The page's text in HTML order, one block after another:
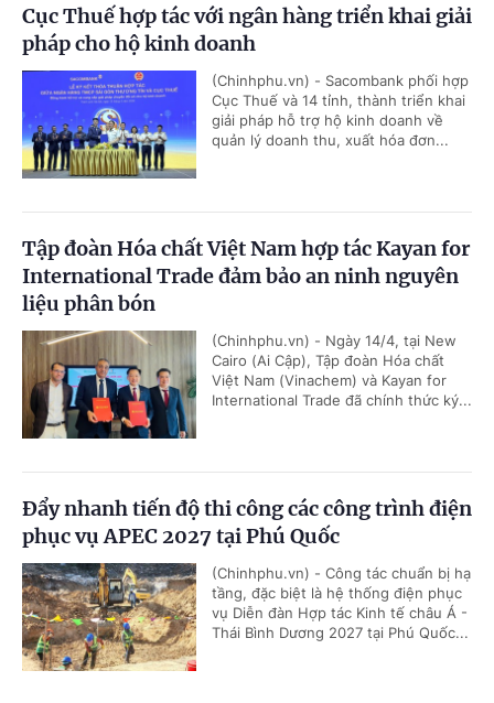
Cục Thuế hợp tác với ngân hàng triển khai giải
pháp cho hộ kinh doanh
(Chinhphu.vn) - Sacombank phối hợp
Cục Thuế và 14 tỉnh, thành triển khai
giải pháp hỗ trợ hộ kinh doanh về
quản lý doanh thu, xuất hóa đơn...
Tập đoàn Hóa chất Việt Nam hợp tác Kayan for
International Trade đảm bảo an ninh nguyên
liệu phân bón
(Chinhphu.vn) - Ngày 14/4, tại New
Cairo (Ai Cập), Tập đoàn Hóa chất
Việt Nam (Vinachem) và Kayan for
International Trade đã chính thức ký...
Đẩy nhanh tiến độ thi công các công trình điện
phục vụ APEC 2027 tại Phú Quốc
(Chinhphu.vn) - Công tác chuẩn bị hạ
tầng, đặc biệt là hệ thống điện phục
vụ Diễn đàn Hợp tác Kinh tế châu Á -
Thái Bình Dương 2027 tại Phú Quốc...